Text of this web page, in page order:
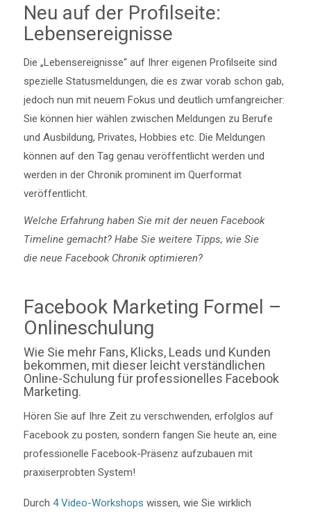
Neu auf der Profilseite:
Lebensereignisse
Die „Lebensereignisse“ auf Ihrer eigenen Profilseite sind
spezielle Statusmeldungen, die es zwar vorab schon gab,
jedoch nun mit neuem Fokus und deutlich umfangreicher:
Sie können hier wählen zwischen Meldungen zu Berufe
und Ausbildung, Privates, Hobbies etc. Die Meldungen
können auf den Tag genau veröffentlicht werden und
werden in der Chronik prominent im Querformat
veröffentlicht.
Welche Erfahrung haben Sie mit der neuen Facebook
Timeline gemacht? Habe Sie weitere Tipps, wie Sie
die neue Facebook Chronik optimieren?
Facebook Marketing Formel –
Onlineschulung
Wie Sie mehr Fans, Klicks, Leads und Kunden
bekommen, mit dieser leicht verständlichen
Online-Schulung für professionelles Facebook
Marketing.
Hören Sie auf Ihre Zeit zu verschwenden, erfolglos auf
Facebook zu posten, sondern fangen Sie heute an, eine
professionelle Facebook-Präsenz aufzubauen mit
praxiserprobten System!
Durch 4 Video-Workshops wissen, wie Sie wirklich